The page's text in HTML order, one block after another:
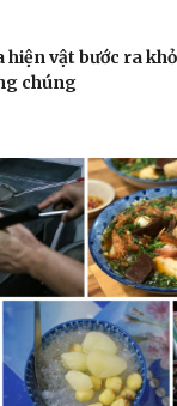
Giải trí
Nghệ sĩ
hiện vật bước ra
chúng